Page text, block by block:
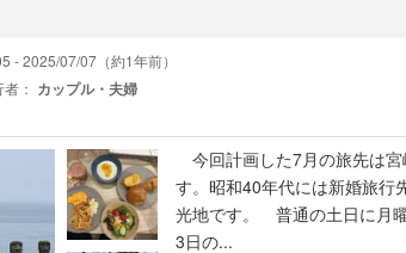
- 2025/07/07（約1年前）
： カップル・夫婦
今回計画した7月の旅先は
す。昭和40年代には新婚旅行
光地です。 普通の土日に月
3日の...